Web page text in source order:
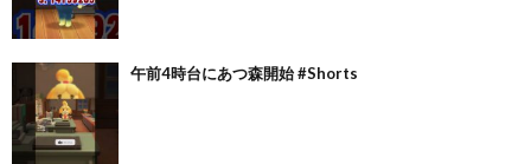
午前4時台にあつ森開始 #Shorts